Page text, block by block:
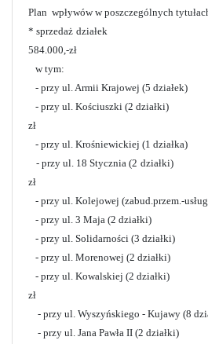
Plan wpływów w poszczególnych
* sprzedaż
584.000,-zł
w tym:
- przy ul. Armii Krajowej (5
- przy ul. Kościuszki (2
zł
- przy ul. Krośniewickiej (1
- przy ul. 18 Stycznia (2
zł
- przy ul. Kolejowej
- przy ul. 3 Maja (2
- przy ul. Solidarności (3
- przy ul. Morenowej (2
- przy ul. Kowalskiej (2
zł
- przy ul. Wyszyńskiego - Kujawy
- przy ul. Jana Pawła II (2